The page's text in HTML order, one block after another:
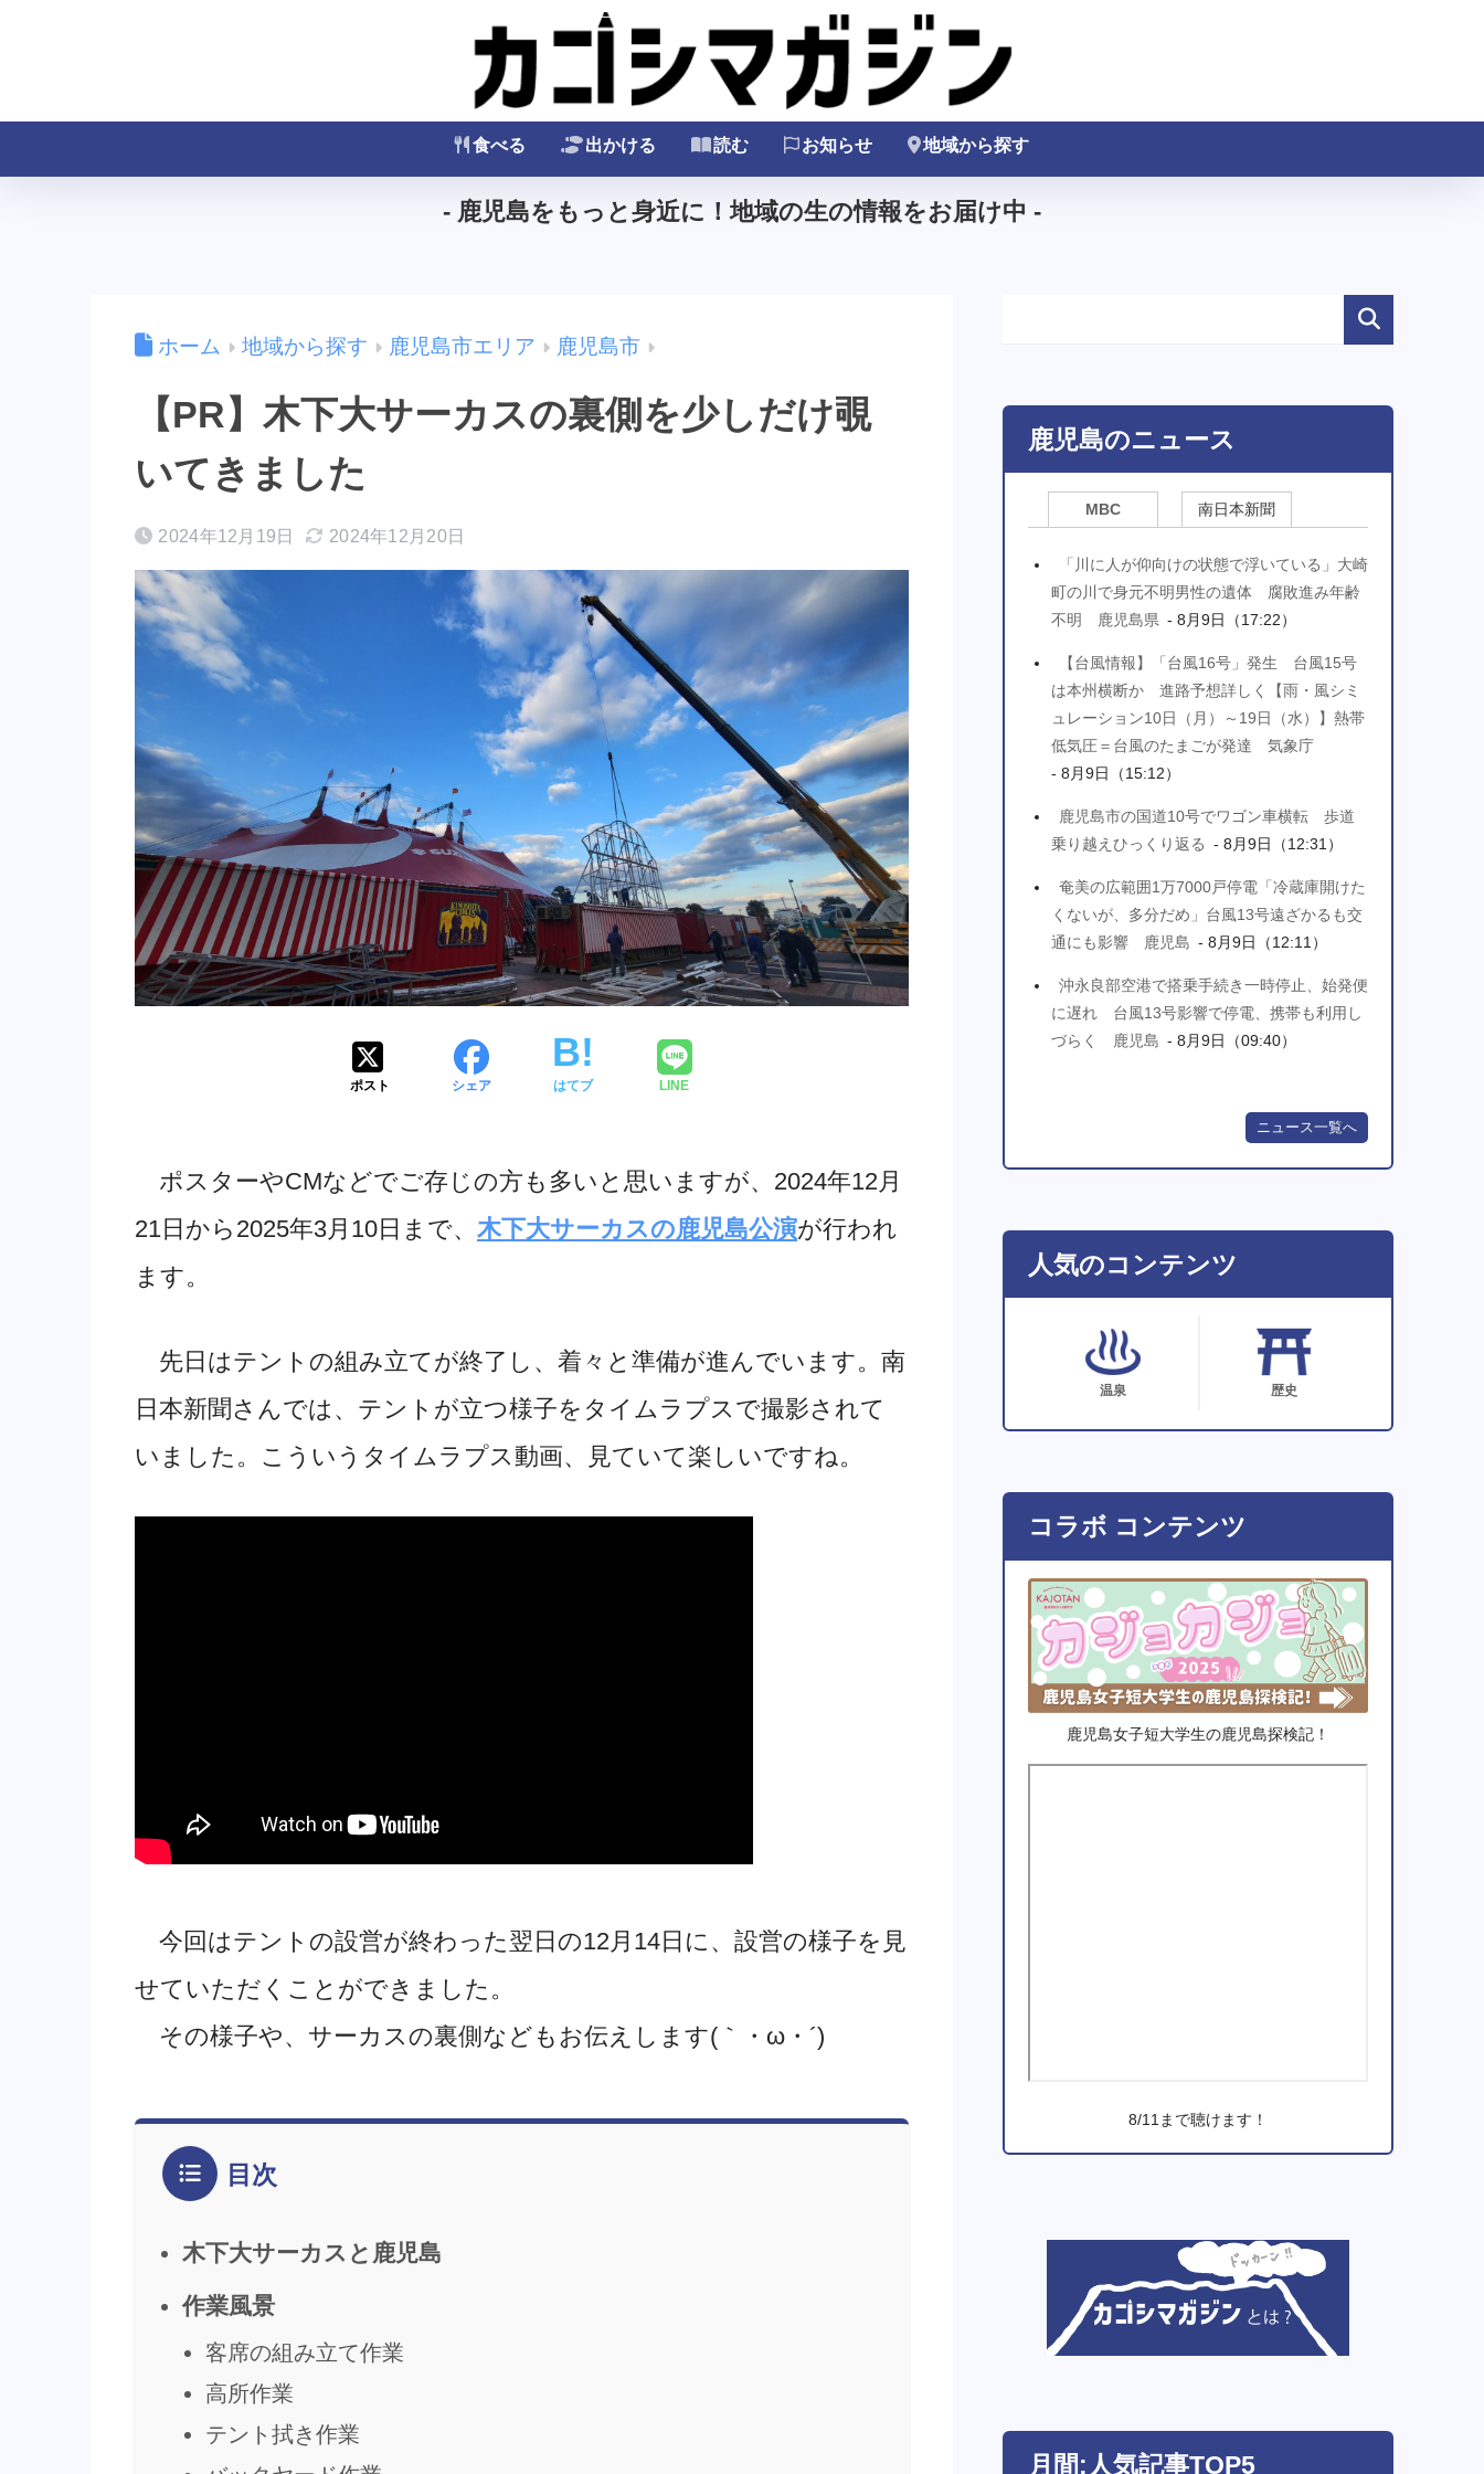
食べる 出かける 読む お知らせ 地域から探す
- 鹿児島をもっと身近に！地域の生の情報をお届け中 -
ホーム 地域から探す 鹿児島市エリア 鹿児島市
【PR】木下大サーカスの裏側を少しだけ覗
いてきました
2024年12月19日 2024年12月20日
ポスト シェア はてブ LINE
ポスターやCMなどでご存じの方も多いと思いますが、2024年12月
21日から2025年3月10日まで、 木下大サーカスの鹿児島公演が行われ
ます。
先日はテントの組み立てが終了し、着々と準備が進んでいます。南
日本新聞さんでは、テントが立つ様子をタイムラプスで撮影されて
いました。こういうタイムラプス動画、見ていて楽しいですね。
今回はテントの設営が終わった翌日の12月14日に、設営の様子を見
せていただくことができました。
その様子や、サーカスの裏側などもお伝えします(｀・ω・´)
目次
木下大サーカスと鹿児島
作業風景
客席の組み立て作業
高所作業
テント拭き作業
鹿児島のニュース
MBC 南日本新聞
「川に人が仰向けの状態で浮いている」大崎
町の川で身元不明男性の遺体 腐敗進み年齢
不明 鹿児島県 - 8月9日（17:22）
【台風情報】「台風16号」発生 台風15号
は本州横断か 進路予想詳しく【雨・風シミ
ュレーション10日（月）～19日（水）】熱帯
低気圧＝台風のたまごが発達 気象庁
- 8月9日（15:12）
鹿児島市の国道10号でワゴン車横転 歩道
乗り越えひっくり返る - 8月9日（12:31）
奄美の広範囲1万7000戸停電「冷蔵庫開けた
くないが、多分だめ」台風13号遠ざかるも交
通にも影響 鹿児島 - 8月9日（12:11）
沖永良部空港で搭乗手続き一時停止、始発便
に遅れ 台風13号影響で停電、携帯も利用し
づらく 鹿児島 - 8月9日（09:40）
ニュース一覧へ
人気のコンテンツ
温泉 歴史
コラボ コンテンツ
鹿児島女子短大学生の鹿児島探検記！
8/11まで聴けます！
月間:人気記事TOP5